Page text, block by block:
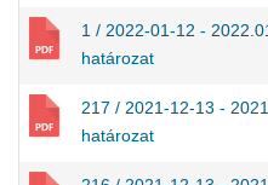
1 / 2022-01-12 -
határozat
217 / 2021-12-13 -
határozat